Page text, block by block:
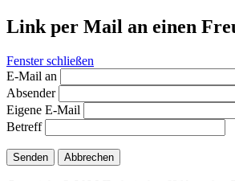
Link per Mail an einen
Fenster schließen
E-Mail an
Absender
Eigene E-Mail
Betreff
Senden Abbrechen